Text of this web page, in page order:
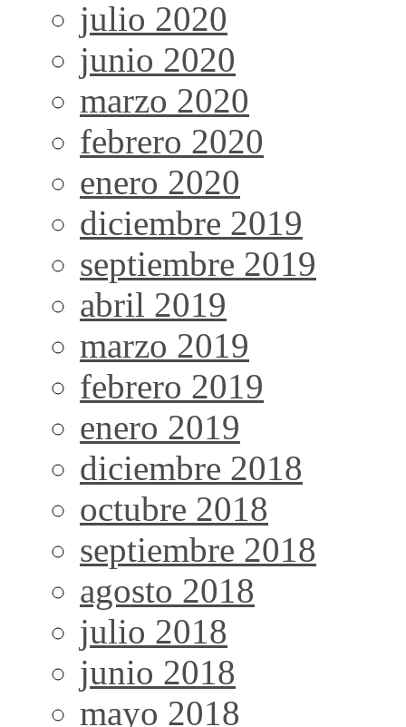
julio 2020
junio 2020
marzo 2020
febrero 2020
enero 2020
diciembre 2019
septiembre 2019
abril 2019
marzo 2019
febrero 2019
enero 2019
diciembre 2018
octubre 2018
septiembre 2018
agosto 2018
julio 2018
junio 2018
mayo 2018